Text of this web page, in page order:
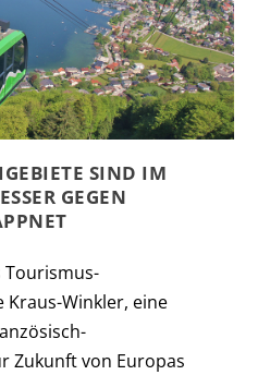
SIND IM
GEGEN
Tourismus-
Kraus-Winkler, eine
Zukunft von Europas